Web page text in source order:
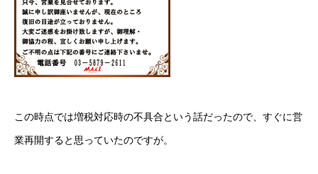
この時点では増税対応時の不具合という話だったので、すぐに営
業再開すると思っていたのですが。